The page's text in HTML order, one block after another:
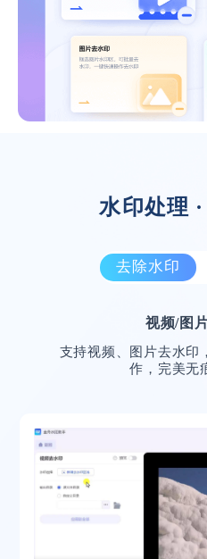
水印处理
去除水印
视频/图
支持视频、图片去水印
作，完美无
一直在找的软件，真
水印都能实现哦，太赞